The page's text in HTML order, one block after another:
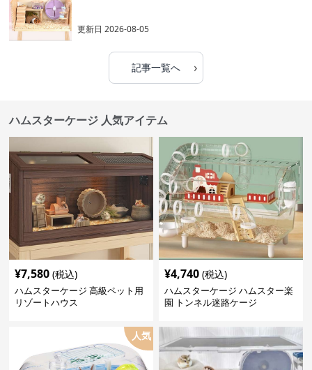
更新日2026-08-05
記事一覧へ ›
ハムスターケージ 人気アイテム
¥7,580 (税込)
ハムスターケージ 高級ペット用
リゾートハウス
¥4,740 (税込)
ハムスターケージ ハムスター楽
園 トンネル迷路ケージ
人気